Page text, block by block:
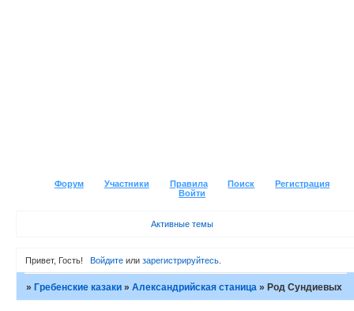
Форум Участники Правила Поиск
Регистрация
Войти
Активные темы
Привет, Гость! Войдитеили зарегистрируйтесь.
»Гребенские казаки »Александрийская станица »Род Сундиевых